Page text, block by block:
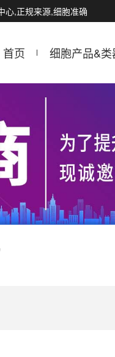
心,正规来源,细胞准确
首页 细胞产品&类